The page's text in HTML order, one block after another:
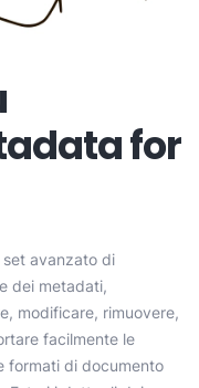
for
avanzato di
dei metadati,
modificare, rimuovere,
facilmente le
formati di documento